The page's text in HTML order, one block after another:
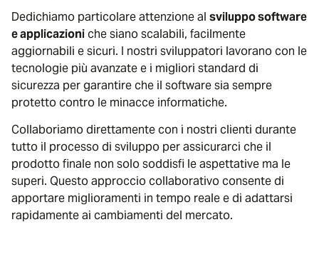
Dedichiamo particolare attenzione al sviluppo software
e applicazioniche siano scalabili, facilmente
aggiornabili e sicuri. I nostri sviluppatori lavorano con le
tecnologie più avanzate e i migliori standard di
sicurezza per garantire che il software sia sempre
protetto contro le minacce informatiche.
Collaboriamo direttamente con i nostri clienti durante
tutto il processo di sviluppo per assicurarci che il
prodotto finale non solo soddisfi le aspettative ma le
superi. Questo approccio collaborativo consente di
apportare miglioramenti in tempo reale e di adattarsi
rapidamente ai cambiamenti del mercato.